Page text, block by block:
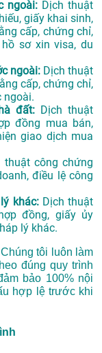
ngoài: Dịch thuật
giấy khai sinh,
cấp, chứng chỉ,
sơ xin visa, du
ngoài:Dịch thuật
cấp, chứng chỉ,
ngoài.
đất:Dịch thuật
đồng mua bán,
giao dịch mua
thuật công chứng
điều lệ công
khác:Dịch thuật
đồng, giấy ủy
lý khác.
tôi luôn làm
đúng quy trình
bảo 100% nội
hợp lệ trước khi